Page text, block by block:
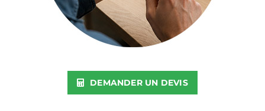
DEMANDER UN DEVIS